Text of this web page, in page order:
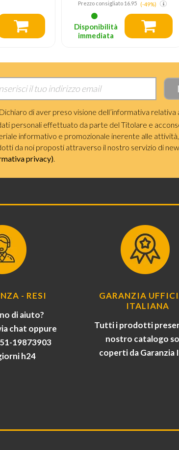
Prezzo consigliato24.99 (-49%)
Disponibilità
immediata
Dichiaro di aver preso visione dell’informativa
personali effettuato da parte del Titolare e
informativo e promozionale inerente alle attività,
da noi proposti attraverso il nostro servizio di
privacy).
- RESI
di aiuto?
chat oppure
19873903
h24
GARANZIA
ITALIANA
Tutti i prodotti
nostro catalogo
coperti da Garanzia